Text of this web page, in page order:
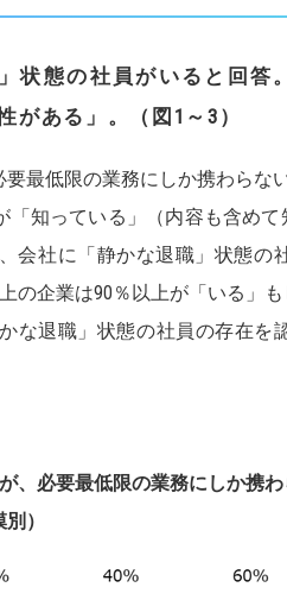
状態の社員がいると回答
がある」。
（図 1 ～3 ）
最低限の業務にしか携わらな
「知っている」（内容も含め
会社に「静かな退職」状態の
の企業は90％以上が「いる」
な退職」状態の社員の存在を
、必要最低限の業務にしか携
）